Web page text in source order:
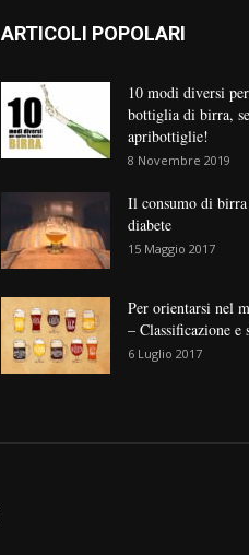
ARTICOLI POPOLARI
10 modi diversi
bottiglia di birra,
apribottiglie!
8 Novembre 2019
Il consumo di
diabete
15 Maggio 2017
Per orientarsi nel
– Classificazione e
6 Luglio 2017